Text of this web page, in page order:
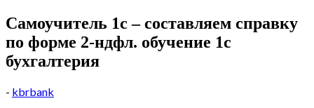
Самоучитель 1с – составляем справку
по форме 2-ндфл. обучение 1с
бухгалтерия
- kbrbank